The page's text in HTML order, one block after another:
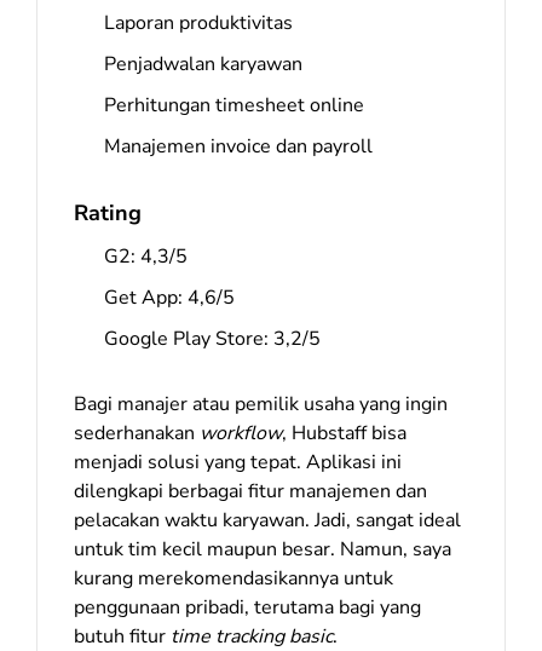
Laporan produktivitas
Penjadwalan karyawan
Perhitungan timesheet online
Manajemen invoice dan payroll
Rating
G2: 4,3/5
Get App: 4,6/5
Google Play Store: 3,2/5
Bagi manajer atau pemilik usaha yang ingin
sederhanakan workflow, Hubstaff bisa
menjadi solusi yang tepat. Aplikasi ini
dilengkapi berbagai fitur manajemen dan
pelacakan waktu karyawan. Jadi, sangat ideal
untuk tim kecil maupun besar. Namun, saya
kurang merekomendasikannya untuk
penggunaan pribadi, terutama bagi yang
butuh fitur time tracking basic.